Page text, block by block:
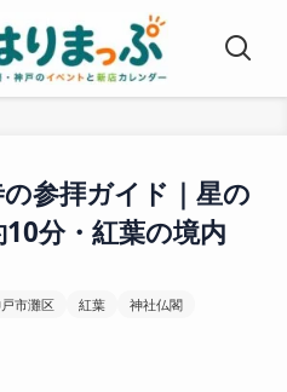
参拝ガイド｜星の
分・紅葉の境内
市灘区 紅葉
神社仏閣